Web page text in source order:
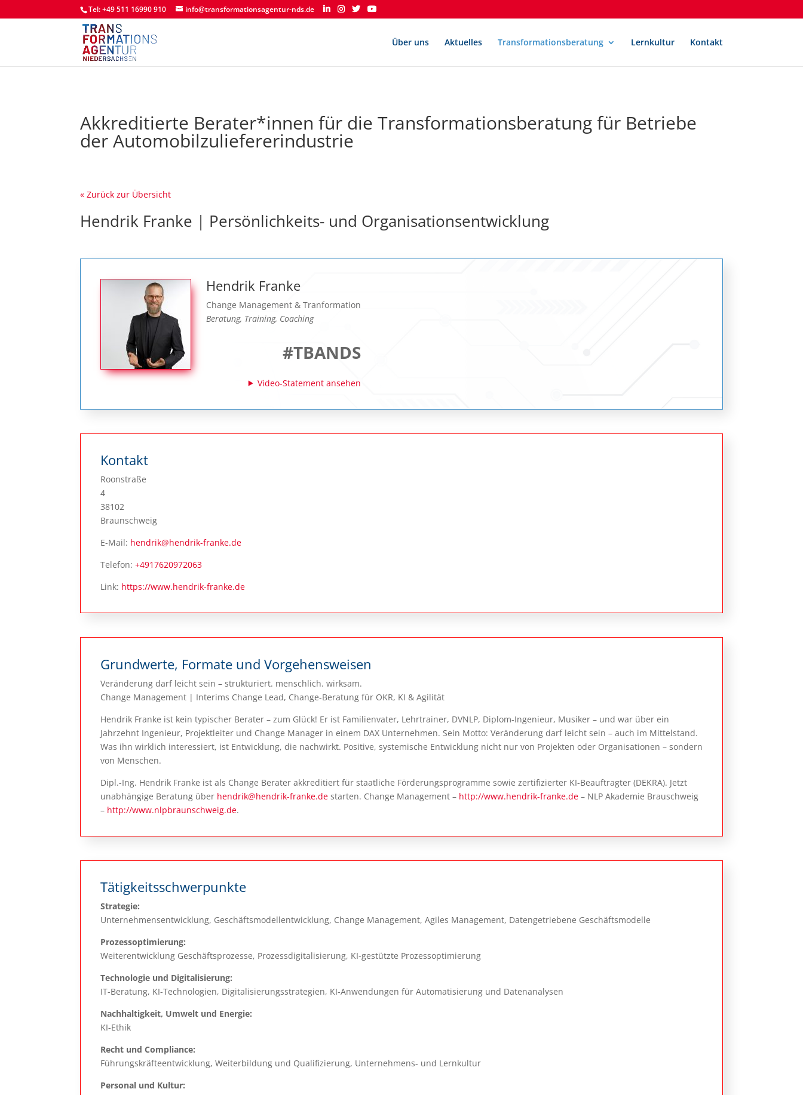
Tel: +49 511 16990 910 info@transformationsagentur-nds.de
Über uns Aktuelles Transformationsberatung Lernkultur Kontakt
Akkreditierte Berater*innen für die Transformationsberatung für Betriebe
der Automobilzuliefererindustrie
« Zurück zur Übersicht
Hendrik Franke | Persönlichkeits- und Organisationsentwicklung
Hendrik Franke
Change Management & Tranformation
Beratung, Training, Coaching
#TBANDS
Video-Statement ansehen
Kontakt
Roonstraße
4
38102
Braunschweig
E-Mail: hendrik@hendrik-franke.de
Telefon: +4917620972063
Link: https://www.hendrik-franke.de
Grundwerte, Formate und Vorgehensweisen
Veränderung darf leicht sein – strukturiert. menschlich. wirksam.
Change Management | Interims Change Lead, Change-Beratung für OKR, KI & Agilität
Hendrik Franke ist kein typischer Berater – zum Glück! Er ist Familienvater, Lehrtrainer, DVNLP, Diplom-Ingenieur, Musiker – und war über ein
Jahrzehnt Ingenieur, Projektleiter und Change Manager in einem DAX Unternehmen. Sein Motto: Veränderung darf leicht sein – auch im Mittelstand.
Was ihn wirklich interessiert, ist Entwicklung, die nachwirkt. Positive, systemische Entwicklung nicht nur von Projekten oder Organisationen – sondern
von Menschen.
Dipl.-Ing. Hendrik Franke ist als Change Berater akkreditiert für staatliche Förderungsprogramme sowie zertifizierter KI-Beauftragter (DEKRA). Jetzt
unabhängige Beratung über hendrik@hendrik-franke.destarten. Change Management – http://www.hendrik-franke.de– NLP Akademie Brauschweig
– http://www.nlpbraunschweig.de.
Tätigkeitsschwerpunkte
Strategie:
Unternehmensentwicklung, Geschäftsmodellentwicklung, Change Management, Agiles Management, Datengetriebene Geschäftsmodelle
Prozessoptimierung:
Weiterentwicklung Geschäftsprozesse, Prozessdigitalisierung, KI-gestützte Prozessoptimierung
Technologie und Digitalisierung:
IT-Beratung, KI-Technologien, Digitalisierungsstrategien, KI-Anwendungen für Automatisierung und Datenanalysen
Nachhaltigkeit, Umwelt und Energie:
KI-Ethik
Recht und Compliance:
Führungskräfteentwicklung, Weiterbildung und Qualifizierung, Unternehmens- und Lernkultur
Personal und Kultur: